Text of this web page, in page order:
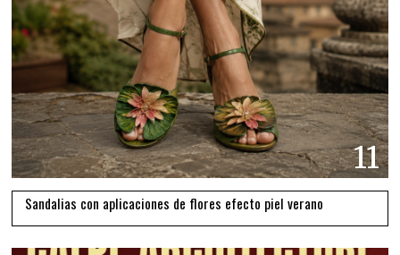
11
Sandalias con aplicaciones de flores efecto piel verano